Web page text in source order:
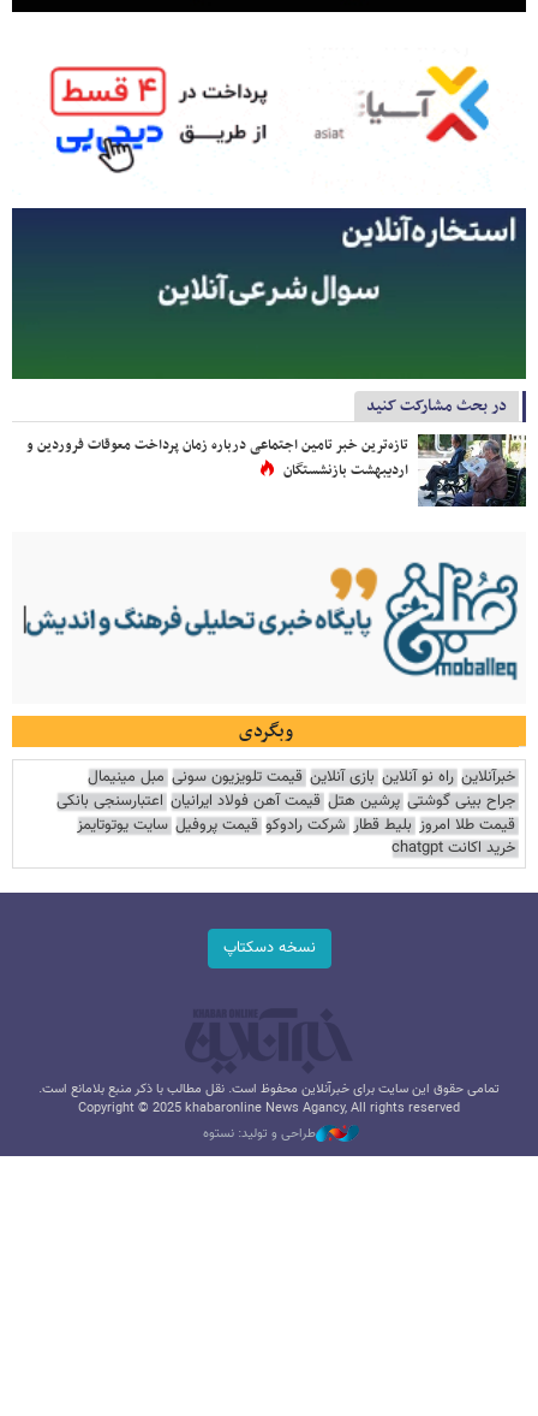
در بحث مشارکت کنید
تازه‌ترین خبر تامین اجتماعی درباره زمان پرداخت معوقات فروردین و
اردیبهشت بازنشستگان
وبگردی
خبرآنلاین راه نو آنلاین بازی آنلاین قیمت تلویزیون سونی مبل مینیمال
جراح بینی گوشتی پرشین هتل قیمت آهن فولاد ایرانیان اعتبارسنجی بانکی
قیمت طلا امروز بلیط قطار شرکت رادوکو قیمت پروفیل سایت یوتوتایمز
خرید اکانت chatgpt
نسخه دسکتاپ
تمامی حقوق این سایت برای خبرآنلاین محفوظ است. نقل مطالب با ذکر منبع بلامانع است.
Copyright © 2025 khabaronline News Agancy, All rights reserved
طراحی و تولید: نستوه